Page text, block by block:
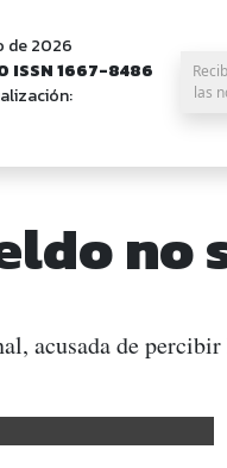
de 2026
ISSN 1667-8486
las
no
acusada de